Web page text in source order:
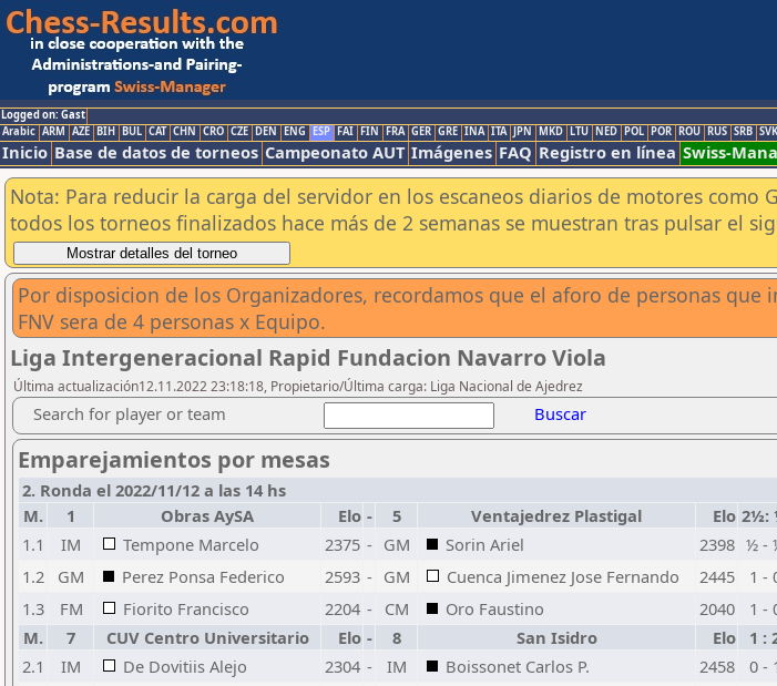
Logged on: Gast
Arabic ARM AZE BIH BUL CAT CHN CRO CZE DEN ENG ESP FAI FIN FRA GER GRE INA ITA JPN MKD LTU NED POL POR ROU RUS SRB SVK
Inicio Base de datos de torneos Campeonato AUT Imágenes FAQ Registro en línea Swiss-
Nota: Para reducir la carga del servidor en los escaneos diarios de motores como
todos los torneos finalizados hace más de 2 semanas se muestran tras pulsar el
Por disposicion de los Organizadores, recordamos que el aforo de personas que
FNV sera de 4 personas x Equipo.
Liga Intergeneracional Rapid Fundacion Navarro Viola
Última actualización12.11.2022 23:18:18, Propietario/Última carga: Liga Nacional de Ajedrez
Search for player or team Buscar
Emparejamientos por mesas
2. Ronda el 2022/11/12 a las 14 hs
M.
1 Obras AySA Elo - 5 Ventajedrez Plastigal Elo 2½:
1.1
IM Tempone Marcelo 2375 - GM Sorin Ariel 2398 ½ -
1.2
GM Perez Ponsa Federico 2593 - GM Cuenca Jimenez Jose Fernando 2445
1 -
1.3
FM Fiorito Francisco 2204 - CM Oro Faustino 2040
1 -
M.
7 CUV Centro Universitario Elo - 8 San Isidro Elo
1 :
2.1
IM De Dovitiis Alejo 2304 - IM Boissonet Carlos P. 2458
0 -